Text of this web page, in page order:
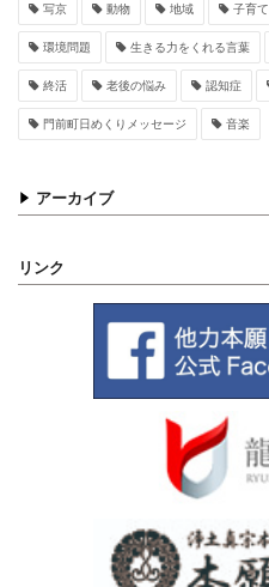
写京 動物 地域 子育て
環境問題 生きる力をくれる言葉
終活 老後の悩み 認知症
門前町日めくりメッセージ 音楽
アーカイブ
リンク